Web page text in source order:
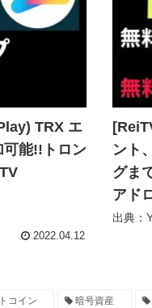
TRX エ
可能!!トロン
2022.04.12
ント
グま
アド
出典：
コイン 暗号資産